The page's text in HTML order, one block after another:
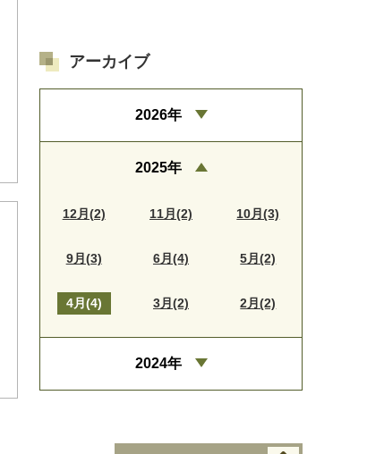
アーカイブ
2026年
2025年
12月(2) 11月(2) 10月(3)
9月(3) 6月(4) 5月(2)
4月(4) 3月(2) 2月(2)
2024年